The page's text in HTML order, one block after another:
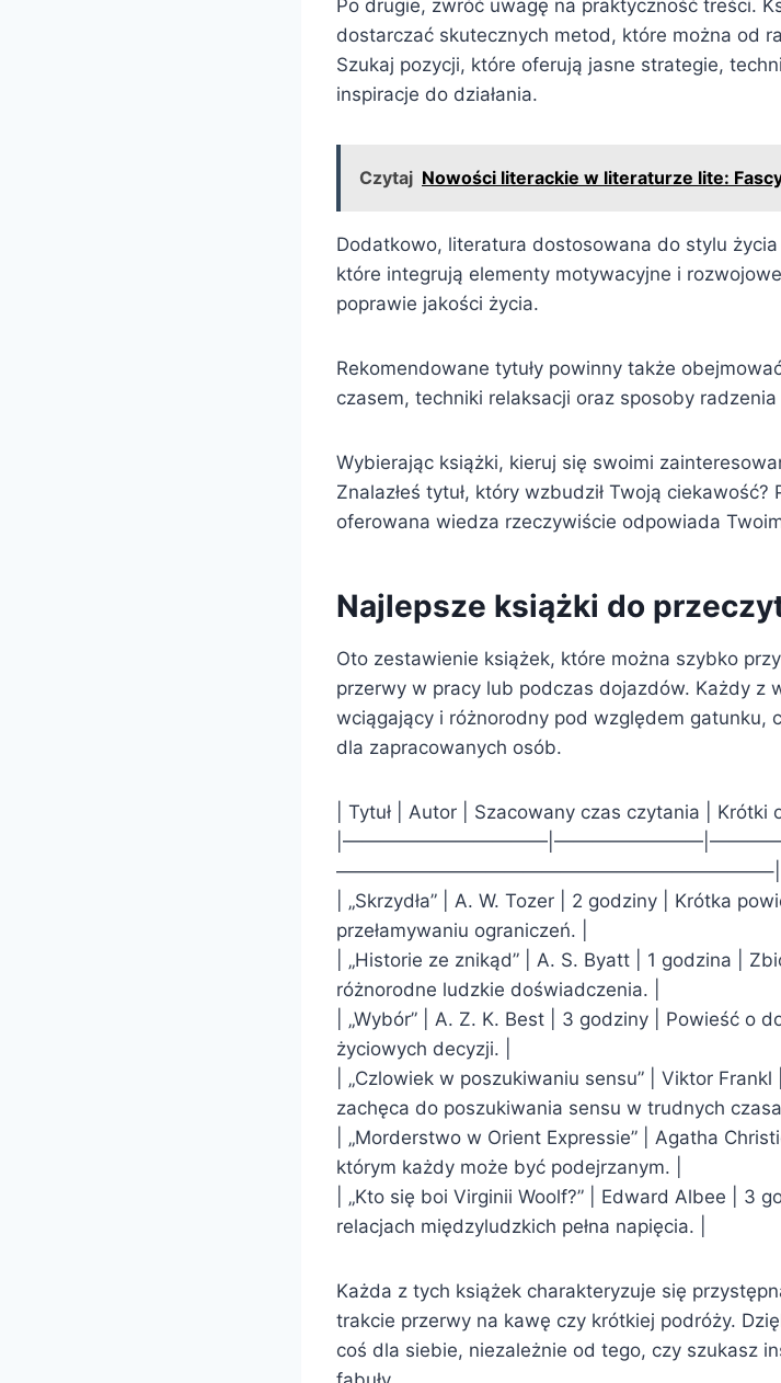
Po drugie, zwróć uwagę na praktyczność treści.
dostarczać skutecznych metod, które można od
Szukaj pozycji, które oferują jasne strategie,
inspiracje do działania.
Czytaj Nowości literackie w literaturze lite:
Dodatkowo, literatura dostosowana do stylu
które integrują elementy motywacyjne i
poprawie jakości życia.
Rekomendowane tytuły powinny także
czasem, techniki relaksacji oraz sposoby
Wybierając książki, kieruj się swoimi
Znalazłeś tytuł, który wzbudził Twoją
oferowana wiedza rzeczywiście odpowiada
Najlepsze książki do
Oto zestawienie książek, które można szybko
przerwy w pracy lub podczas dojazdów. Każdy z
wciągający i różnorodny pod względem gatunku,
dla zapracowanych osób.
| Tytuł | Autor | Szacowany czas czytania | Krótki
———————————————————————–|
| „Skrzydła” | A. W. Tozer | 2 godziny | Krótka
przełamywaniu ograniczeń. |
| „Historie ze znikąd” | A. S. Byatt | 1 godzina |
różnorodne ludzkie doświadczenia. |
| „Wybór” | A. Z. K. Best | 3 godziny | Powieść o
życiowych decyzji. |
| „Czlowiek w poszukiwaniu sensu” | Viktor
zachęca do poszukiwania sensu w trudnych
| „Morderstwo w Orient Expressie” | Agatha
którym każdy może być podejrzanym. |
| „Kto się boi Virginii Woolf?” | Edward Albee | 3
relacjach międzyludzkich pełna napięcia. |
Każda z tych książek charakteryzuje się
trakcie przerwy na kawę czy krótkiej podróży.
coś dla siebie, niezależnie od tego, czy szukasz